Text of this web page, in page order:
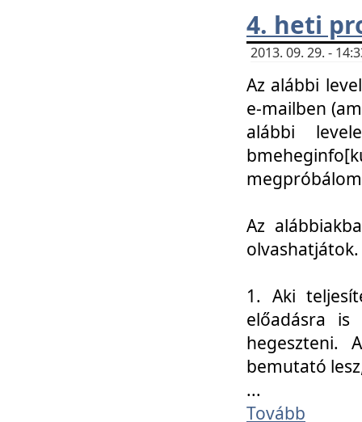
4. heti
2013. 09. 29. -
Az alábbi
e-mailben
alábbi
Az
olvashatjátok.
1. Aki
előadásra
hegeszteni.
bemutató
...
Tovább